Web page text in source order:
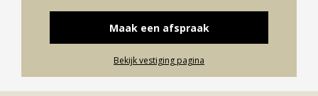
2
Ingetrokken 169 m
Maak een afspraak
Bekijk vestiging pagina